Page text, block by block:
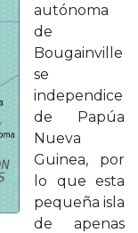
autónoma
de
Bougainville
se
independice
de Papúa
Nueva
Guinea, por
lo que esta
pequeña isla
de apenas